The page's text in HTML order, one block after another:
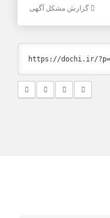
گزارش مشکل آگهی